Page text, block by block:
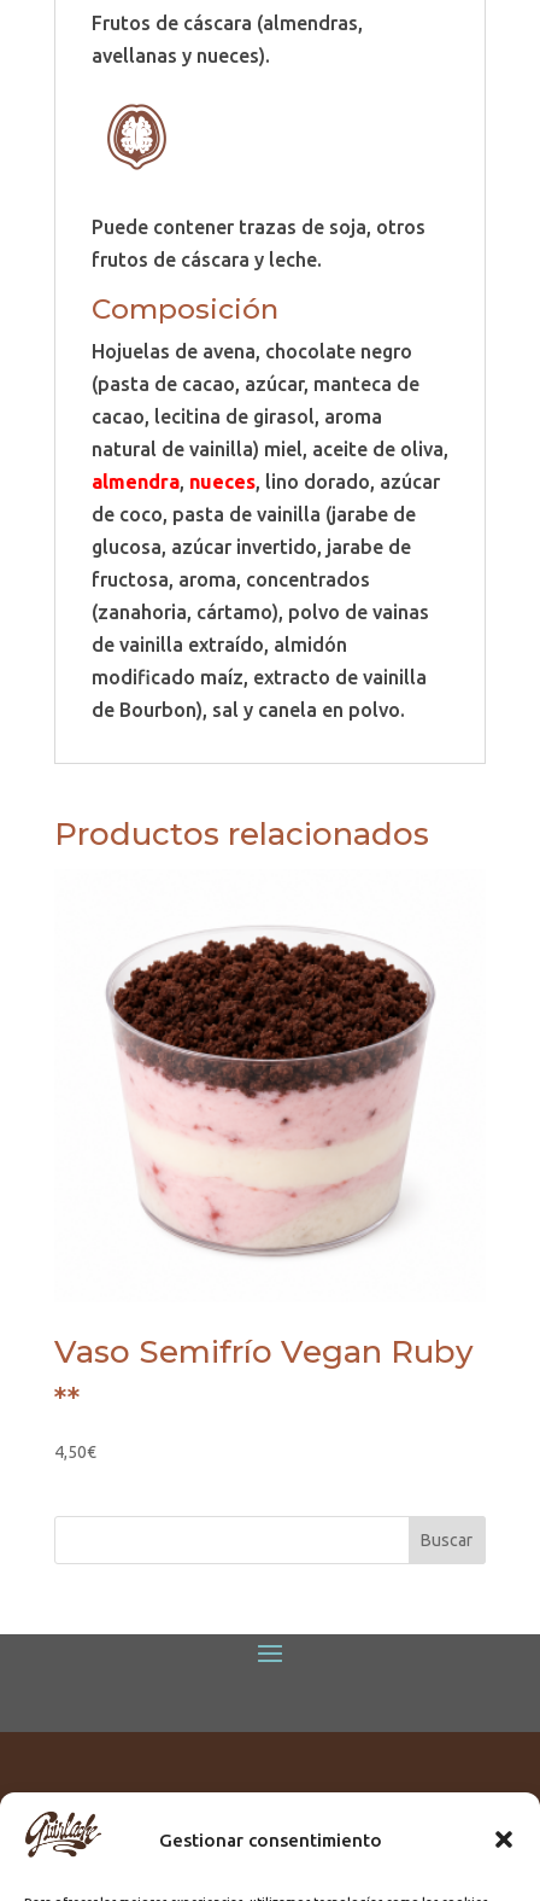
Gestionar consentimiento
Frutos de cáscara (almendras,
avellanas y nueces).
Puede contener trazas de soja, otros
frutos de cáscara y leche.
Composición
Hojuelas de avena, chocolate negro
(pasta de cacao, azúcar, manteca de
cacao, lecitina de girasol, aroma
natural de vainilla) miel, aceite de oliva,
almendra, nueces, lino dorado, azúcar
de coco, pasta de vainilla (jarabe de
glucosa, azúcar invertido, jarabe de
fructosa, aroma, concentrados
(zanahoria, cártamo), polvo de vainas
de vainilla extraído, almidón
modificado maíz, extracto de vainilla
de Bourbon), sal y canela en polvo.
Productos relacionados
Vaso Semifrío Vegan Ruby
**
4,50€
Titular:
ROME GUIRLACHE SL.